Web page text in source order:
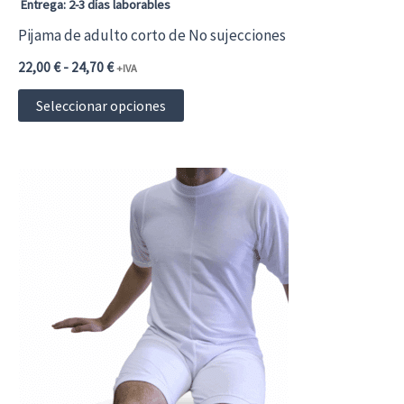
de
Entrega: 2-3 días laborables
Pijama de adulto corto de No sujecciones
22,00€ - 24,70€Rango
precios:
desde
24,70 €29,89 €
+IVA
Seleccionar opciones
Este
producto
múltiples
variantes.
Las
opciones
se
pueden
elegir